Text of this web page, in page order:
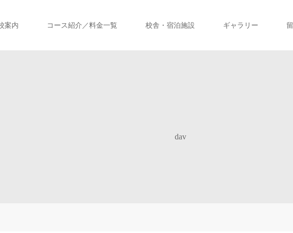
案内 コース紹介／料金一覧 校舎・宿泊施設 ギャラリー
dav